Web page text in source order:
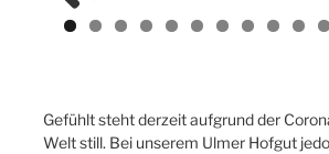
Previ
Gefühlt steht derzeit aufgrund der
Welt still. Bei unserem Ulmer Hofgut